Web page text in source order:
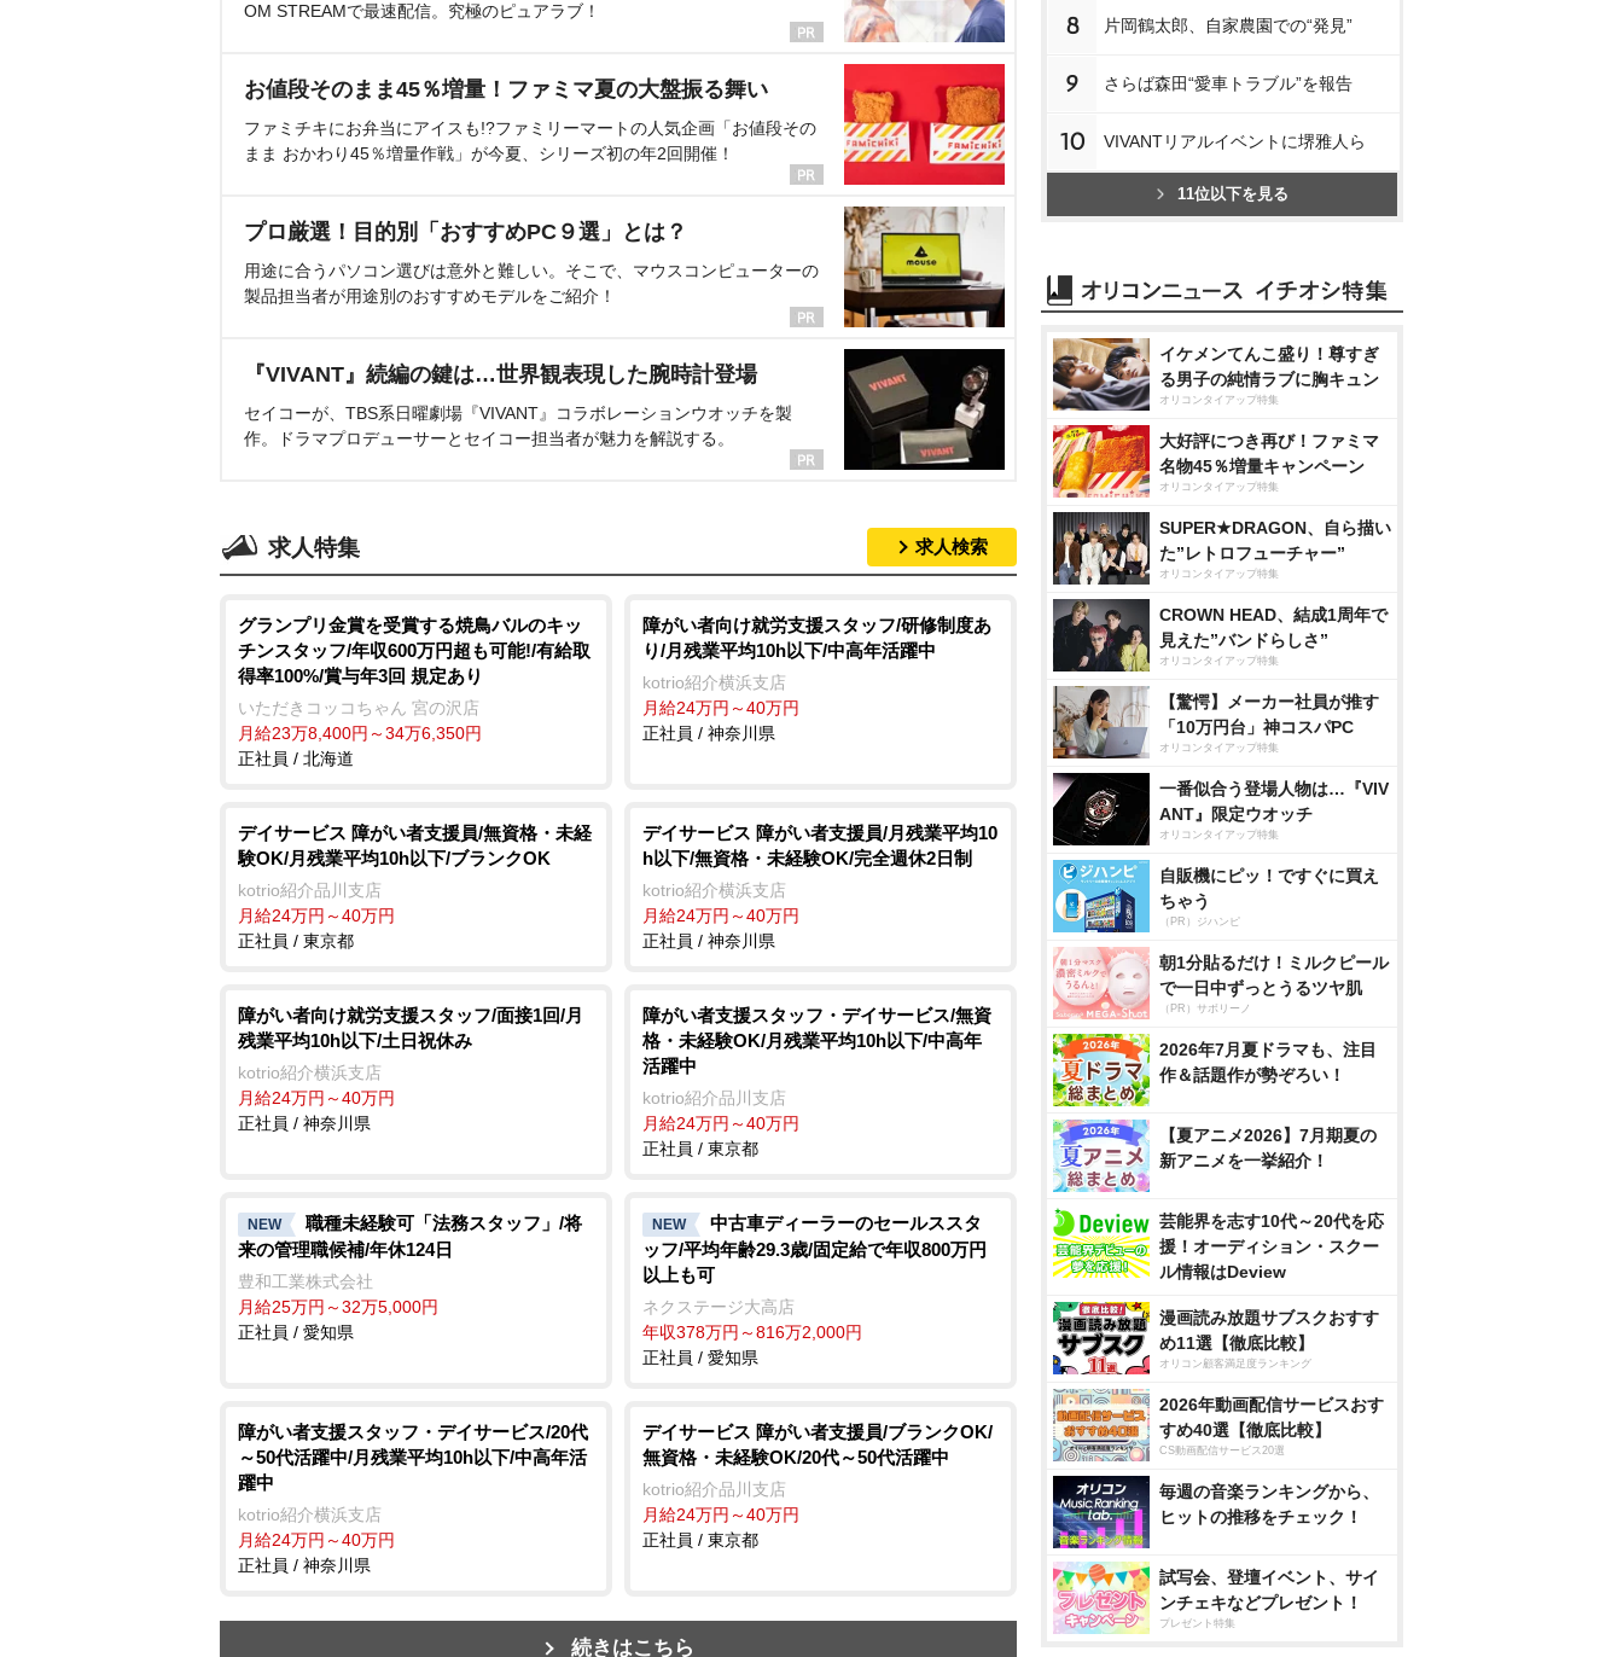
OM STREAMで最速配信。究極のピュアラブ！
お値段そのまま45％増量！ファミマ夏の大盤振る舞い
ファミチキにお弁当にアイスも!?ファミリーマートの人気企画「お値段その
まま おかわり45％増量作戦」が今夏、シリーズ初の年2回開催！
プロ厳選！目的別「おすすめPC９選」とは？
用途に合うパソコン選びは意外と難しい。そこで、マウスコンピューターの
製品担当者が用途別のおすすめモデルをご紹介！
『VIVANT』続編の鍵は…世界観表現した腕時計登場
セイコーが、TBS系日曜劇場『VIVANT』コラボレーションウオッチを製
作。ドラマプロデューサーとセイコー担当者が魅力を解説する。
求人特集 求人検索
グランプリ金賞を受賞する焼鳥バルのキッ
チンスタッフ/年収600万円超も可能!/有給取
得率100%/賞与年3回 規定あり
いただきコッコちゃん 宮の沢店
月給23万8,400円～34万6,350円
正社員 / 北海道
障がい者向け就労支援スタッフ/研修制度あ
り/月残業平均10h以下/中高年活躍中
kotrio紹介横浜支店
月給24万円～40万円
正社員 / 神奈川県
デイサービス 障がい者支援員/無資格・未経
験OK/月残業平均10h以下/ブランクOK
kotrio紹介品川支店
月給24万円～40万円
正社員 / 東京都
デイサービス 障がい者支援員/月残業平均10
h以下/無資格・未経験OK/完全週休2日制
kotrio紹介横浜支店
月給24万円～40万円
正社員 / 神奈川県
障がい者向け就労支援スタッフ/面接1回/月
残業平均10h以下/土日祝休み
kotrio紹介横浜支店
月給24万円～40万円
正社員 / 神奈川県
障がい者支援スタッフ・デイサービス/無資
格・未経験OK/月残業平均10h以下/中高年
活躍中
kotrio紹介品川支店
月給24万円～40万円
正社員 / 東京都
NEW
職種未経験可「法務スタッフ」/将
来の管理職候補/年休124日
豊和工業株式会社
月給25万円～32万5,000円
正社員 / 愛知県
NEW
中古車ディーラーのセールススタ
ッフ/平均年齢29.3歳/固定給で年収800万円
以上も可
ネクステージ大高店
年収378万円～816万2,000円
正社員 / 愛知県
障がい者支援スタッフ・デイサービス/20代
～50代活躍中/月残業平均10h以下/中高年活
躍中
kotrio紹介横浜支店
月給24万円～40万円
正社員 / 神奈川県
デイサービス 障がい者支援員/ブランクOK/
無資格・未経験OK/20代～50代活躍中
kotrio紹介品川支店
月給24万円～40万円
正社員 / 東京都
続きはこちら
8 片岡鶴太郎、自家農園での“発見”
9 さらば森田“愛車トラブル”を報告
10 VIVANTリアルイベントに堺雅人ら
11位以下を見る
イケメンてんこ盛り！尊すぎ
る男子の純情ラブに胸キュン
オリコンタイアップ特集
大好評につき再び！ファミマ
名物45％増量キャンペーン
オリコンタイアップ特集
SUPER★DRAGON、自ら描い
た”レトロフューチャー”
オリコンタイアップ特集
CROWN HEAD、結成1周年で
見えた”バンドらしさ”
オリコンタイアップ特集
【驚愕】メーカー社員が推す
「10万円台」神コスパPC
オリコンタイアップ特集
一番似合う登場人物は…『VIV
ANT』限定ウオッチ
オリコンタイアップ特集
自販機にピッ！ですぐに買え
ちゃう
（PR）ジハンピ
朝1分貼るだけ！ミルクピール
で一日中ずっとうるツヤ肌
（PR）サボリーノ
2026年7月夏ドラマも、注目
作＆話題作が勢ぞろい！
【夏アニメ2026】7月期夏の
新アニメを一挙紹介！
芸能界を志す10代～20代を応
援！オーディション・スクー
ル情報はDeview
漫画読み放題サブスクおすす
め11選【徹底比較】
オリコン顧客満足度ランキング
2026年動画配信サービスおす
すめ40選【徹底比較】
CS動画配信サービス20選
毎週の音楽ランキングから、
ヒットの推移をチェック！
試写会、登壇イベント、サイ
ンチェキなどプレゼント！
プレゼント特集